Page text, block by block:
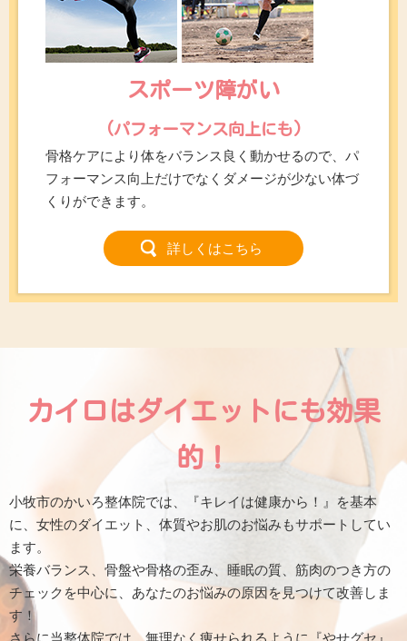
スポーツ障がい
(パフォーマンス向上にも)
骨格ケアにより体をバランス良く動かせるので、パ
フォーマンス向上だけでなくダメージが少ない体づ
くりができます。
詳しくはこちら
カイロはダイエットにも効果
的！
小牧市のかいろ整体院では、『キレイは健康から！』を基本
に、女性のダイエット、体質やお肌のお悩みもサポートしてい
ます。
栄養バランス、骨盤や骨格の歪み、睡眠の質、筋肉のつき方の
チェックを中心に、あなたのお悩みの原因を見つけて改善しま
す！
さらに当整体院では、無理なく痩せられるように『やせグセ』